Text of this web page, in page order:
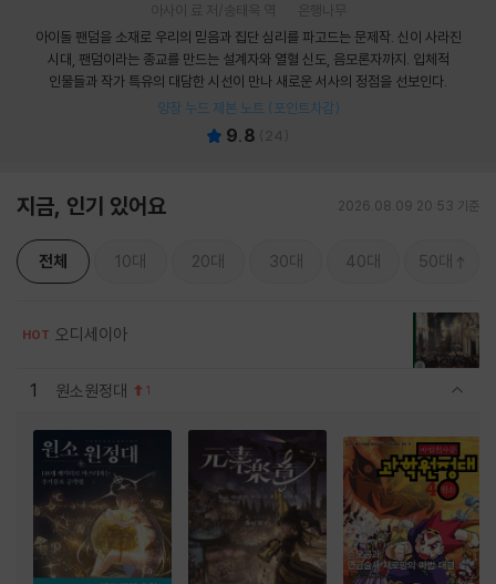
아사이 료 저/송태욱 역
은행나무
아이돌 팬덤을 소재로 우리의 믿음과 집단 심리를 파고드는 문제작. 신이 사라진
시대, 팬덤이라는 종교를 만드는 설계자와 열혈 신도, 음모론자까지. 입체적
인물들과 작가 특유의 대담한 시선이 만나 새로운 서사의 정점을 선보인다.
양장 누드 제본 노트 (포인트차감)
9.8 24
지금, 인기 있어요 2026.08.09 20:53 기준
전체 10대 20대 30대 40대 50대
HOT 오디세이아
1 원소원정대 1